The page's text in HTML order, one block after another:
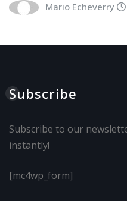
Mario Echeverry
Subscribe
Subscribe to our
instantly!
[mc4wp_form]